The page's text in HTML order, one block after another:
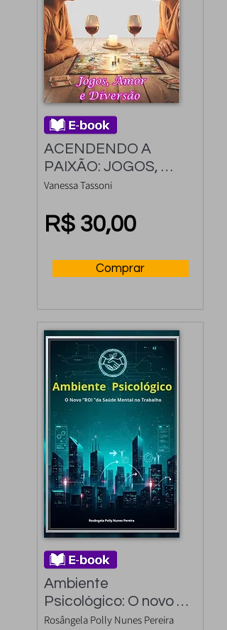
ACENDENDO A
PAIXÃO: JOGOS,
AMOR E DIVERSÃO
Vanessa Tassoni
R$ 30,00
Comprar
Ambiente
Psicológico: O novo
"ROI" da Saúde
Rosângela Polly Nunes Pereira